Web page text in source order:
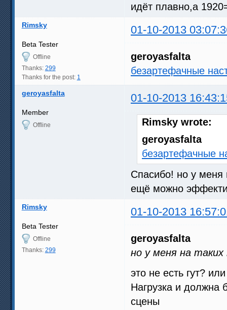
идёт плавно,а
Rimsky 01-10-2013
Beta Tester
Offline
Thanks: 299
Thanks for the post: 1
geroyasfalta
безартефачные
geroyasfalta 01-10-2013
Member
Offline
Rimsky wrote:
geroyasfalta
безартефачные
Спасибо! но у меня
ещё можно
Rimsky 01-10-2013
Beta Tester
Offline
Thanks: 299
geroyasfalta
но у меня на таких
это не есть гут?
Нагрузка и должна
сцены